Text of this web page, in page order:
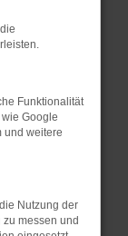
deine
einem
Funktionalität
Google
und weitere
Nutzung der
messen und